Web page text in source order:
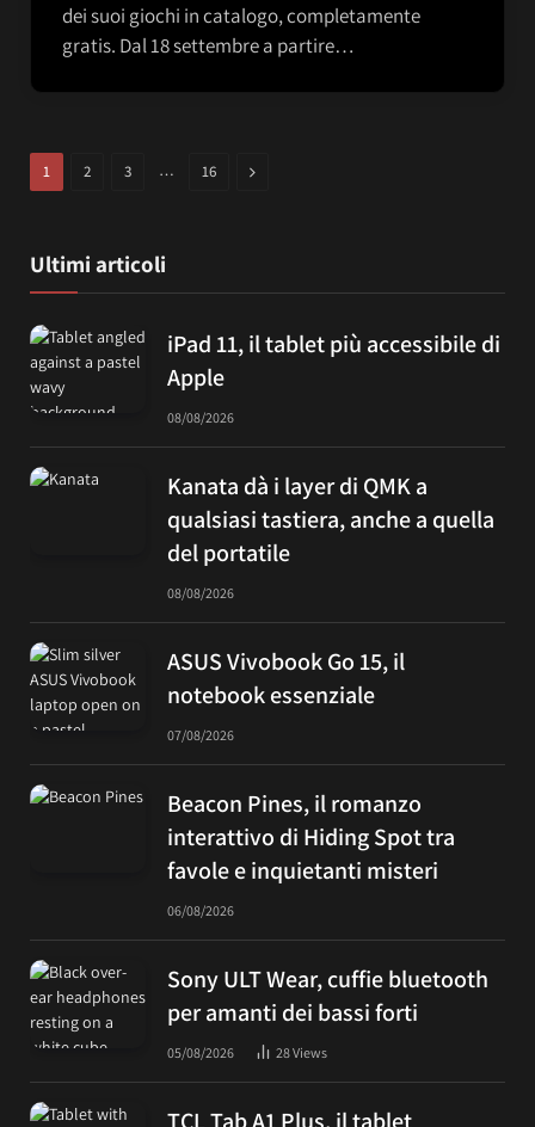
dei suoi giochi in catalogo, completamente
gratis. Dal 18 settembre a partire…
1 2 3 … 16 Next
Ultimi articoli
iPad 11, il tablet più accessibile di
Apple
08/08/2026
Kanata dà i layer di QMK a
qualsiasi tastiera, anche a quella
del portatile
08/08/2026
ASUS Vivobook Go 15, il
notebook essenziale
07/08/2026
Beacon Pines, il romanzo
interattivo di Hiding Spot tra
favole e inquietanti misteri
06/08/2026
Sony ULT Wear, cuffie bluetooth
per amanti dei bassi forti
05/08/2026 28Views
TCL Tab A1 Plus, il tablet